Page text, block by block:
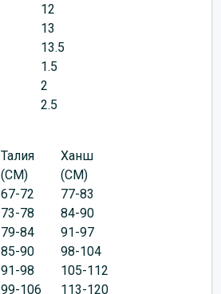
12
13
13.5
1.5
2
2.5
Талия
(CM)
Ханш
(CM)
67-72
77-83
73-78
84-90
79-84
91-97
85-90
98-104
91-98
105-112
99-106 113-120